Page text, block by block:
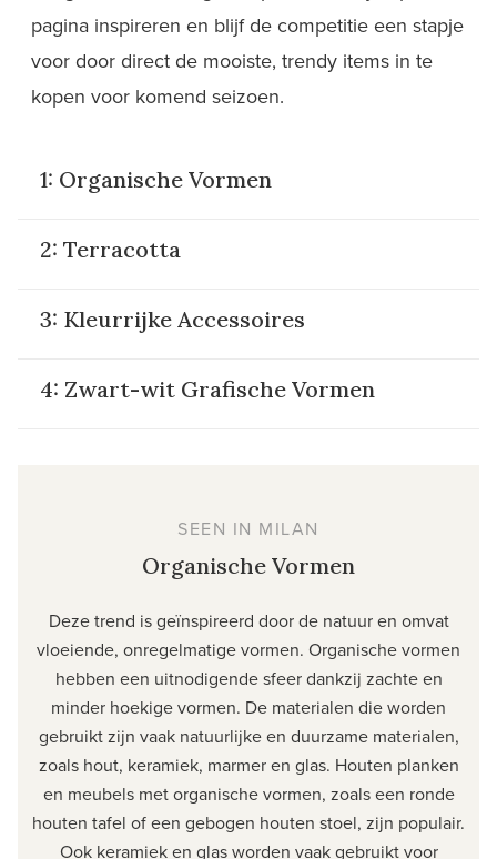
pagina inspireren en blijf de competitie een stapje
voor door direct de mooiste, trendy items in te
kopen voor komend seizoen.
1: Organische Vormen
2: Terracotta
3: Kleurrijke Accessoires
4: Zwart-wit Grafische Vormen
SEEN IN MILAN
Organische Vormen
Deze trend is geïnspireerd door de natuur en omvat
vloeiende, onregelmatige vormen. Organische vormen
hebben een uitnodigende sfeer dankzij zachte en
minder hoekige vormen. De materialen die worden
gebruikt zijn vaak natuurlijke en duurzame materialen,
zoals hout, keramiek, marmer en glas. Houten planken
en meubels met organische vormen, zoals een ronde
houten tafel of een gebogen houten stoel, zijn populair.
Ook keramiek en glas worden vaak gebruikt voor